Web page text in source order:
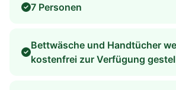
7 Personen
Bettwäsche und Handtücher
kostenfrei zur Verfügung